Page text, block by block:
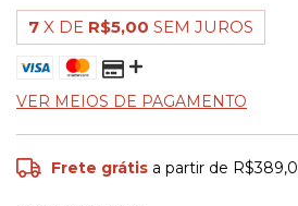
7 X DE R$5,00 SEM JUROS
VER MEIOS DE PAGAMENTO
Frete grátis a partir de